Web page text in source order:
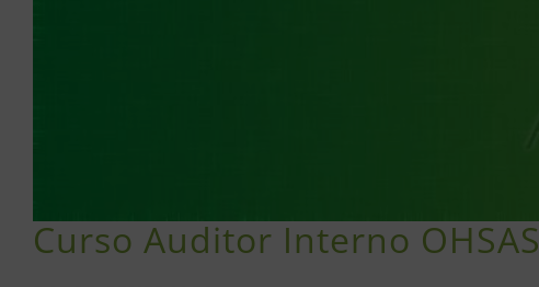
Curso Auditor Interno OHSAS